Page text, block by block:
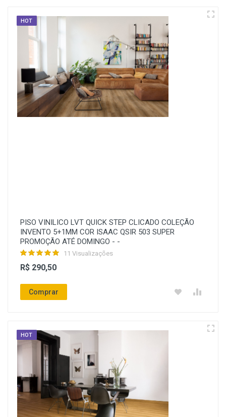
HOT
PISO VINILICO LVT QUICK STEP CLICADO COLEÇÃO
INVENTO 5+1MM COR ISAAC QSIR 503 SUPER
PROMOÇÃO ATÉ DOMINGO - -
11 Visualizações
R$ 290,50
Comprar
HOT